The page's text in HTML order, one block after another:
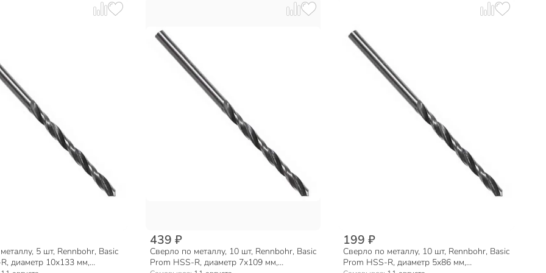
5 шт, Rennbohr, Basic
диаметр 10х133 мм,
439 ₽
Сверло по металлу, 10 шт, Rennbohr, Basic
Prom HSS-R, диаметр 7х109 мм,
199 ₽
Сверло по металлу, 10 шт, Rennbohr, Basic
Prom HSS-R, диаметр 5х86 мм,